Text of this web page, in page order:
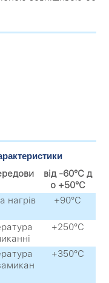
від -60°С д
о +50°С
нагрів
+90°С
+250°С
+350°С